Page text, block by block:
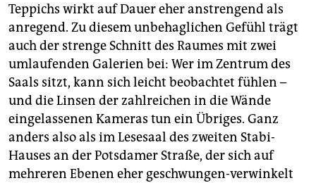
Teppichs wirkt auf Dauer eher anstrengend als
anregend. Zu diesem unbehaglichen Gefühl trägt
auch der strenge Schnitt des Raumes mit zwei
umlaufenden Galerien bei: Wer im Zentrum des
Saals sitzt, kann sich leicht beobachtet fühlen –
und die Linsen der zahlreichen in die Wände
eingelassenen Kameras tun ein Übriges. Ganz
anders also als im Lesesaal des zweiten Stabi-
Hauses an der Potsdamer Straße, der sich auf
mehreren Ebenen eher geschwungen-verwinkelt